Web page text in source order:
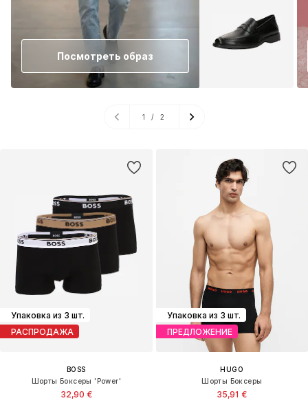
Посмотреть образ
1 / 2
Упаковка из 3 шт.
РАСПРОДАЖА
BOSS
Шорты Боксеры 'Power'
32,90 €
Упаковка из 3 шт.
ПРЕДЛОЖЕНИЕ
HUGO
Шорты Боксеры
35,91 €